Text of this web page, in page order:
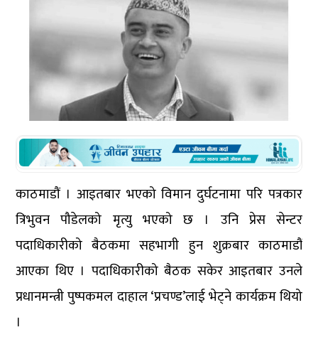
काठमाडौं । आइतबार भएको विमान दुर्घटनामा परि पत्रकार
त्रिभुवन पौडेलको मृत्यु भएको छ । उनि प्रेस सेन्टर
पदाधिकारीको बैठकमा सहभागी हुन शुक्रबार काठमाडौं
आएका थिए । पदाधिकारीको बैठक सकेर आइतबार उनले
प्रधानमन्त्री पुष्पकमल दाहाल ‘प्रचण्ड’लाई भेट्ने कार्यक्रम थियो
।